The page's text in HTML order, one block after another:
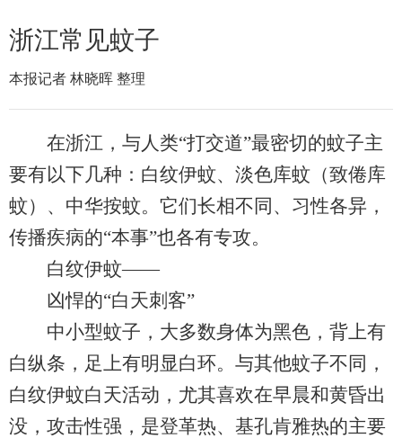
浙江常见蚊子
本报记者 林晓晖 整理
在浙江，与人类“打交道”最密切的蚊子主
要有以下几种：白纹伊蚊、淡色库蚊（致倦库
蚊）、中华按蚊。它们长相不同、习性各异，
传播疾病的“本事”也各有专攻。
白纹伊蚊——
凶悍的“白天刺客”
中小型蚊子，大多数身体为黑色，背上有
白纵条，足上有明显白环。与其他蚊子不同，
白纹伊蚊白天活动，尤其喜欢在早晨和黄昏出
没，攻击性强，是登革热、基孔肯雅热的主要